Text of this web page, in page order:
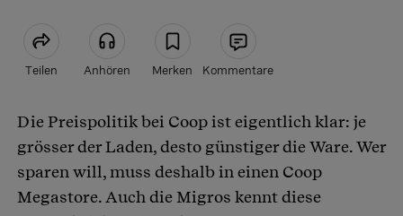
Teilen Anhören Merken Kommentare
Artikel teilen
Die Preispolitik bei Coop ist eigentlich klar: je
grösser der Laden, desto günstiger die Ware. Wer
sparen will, muss deshalb in einen Coop
Megastore. Auch die Migros kennt diese